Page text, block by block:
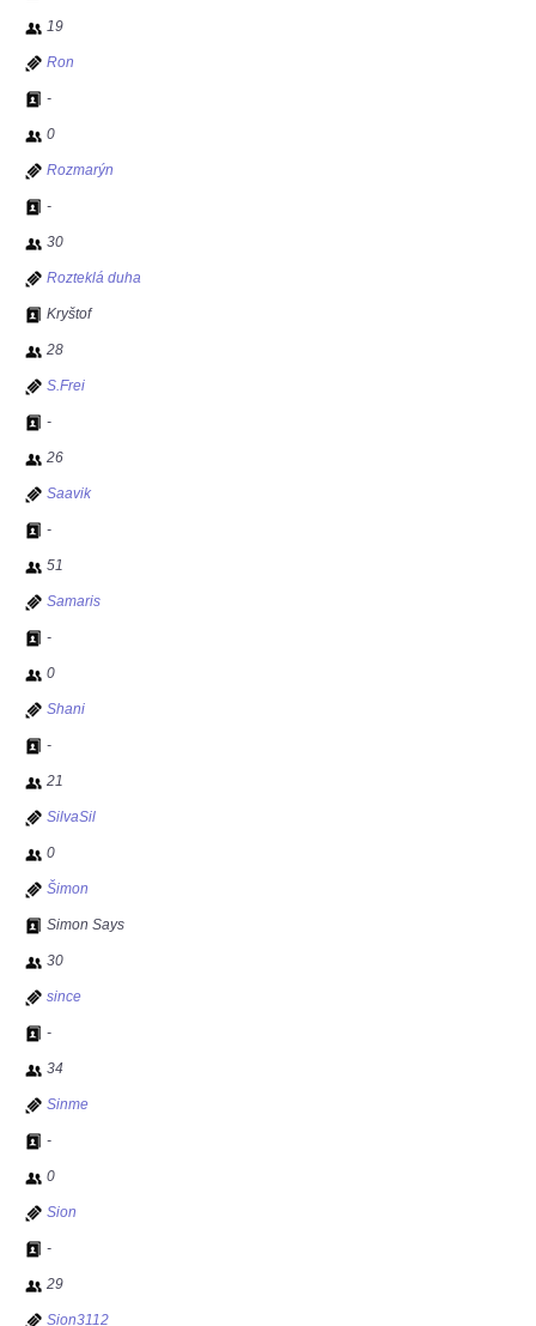
19
Ron
-
0
Rozmarýn
-
30
Rozteklá duha
Kryštof
28
S.Frei
-
26
Saavik
-
51
Samaris
-
0
Shani
-
21
SilvaSil
0
Šimon
Simon Says
30
since
-
34
Sinme
-
0
Sion
-
29
Sion3112